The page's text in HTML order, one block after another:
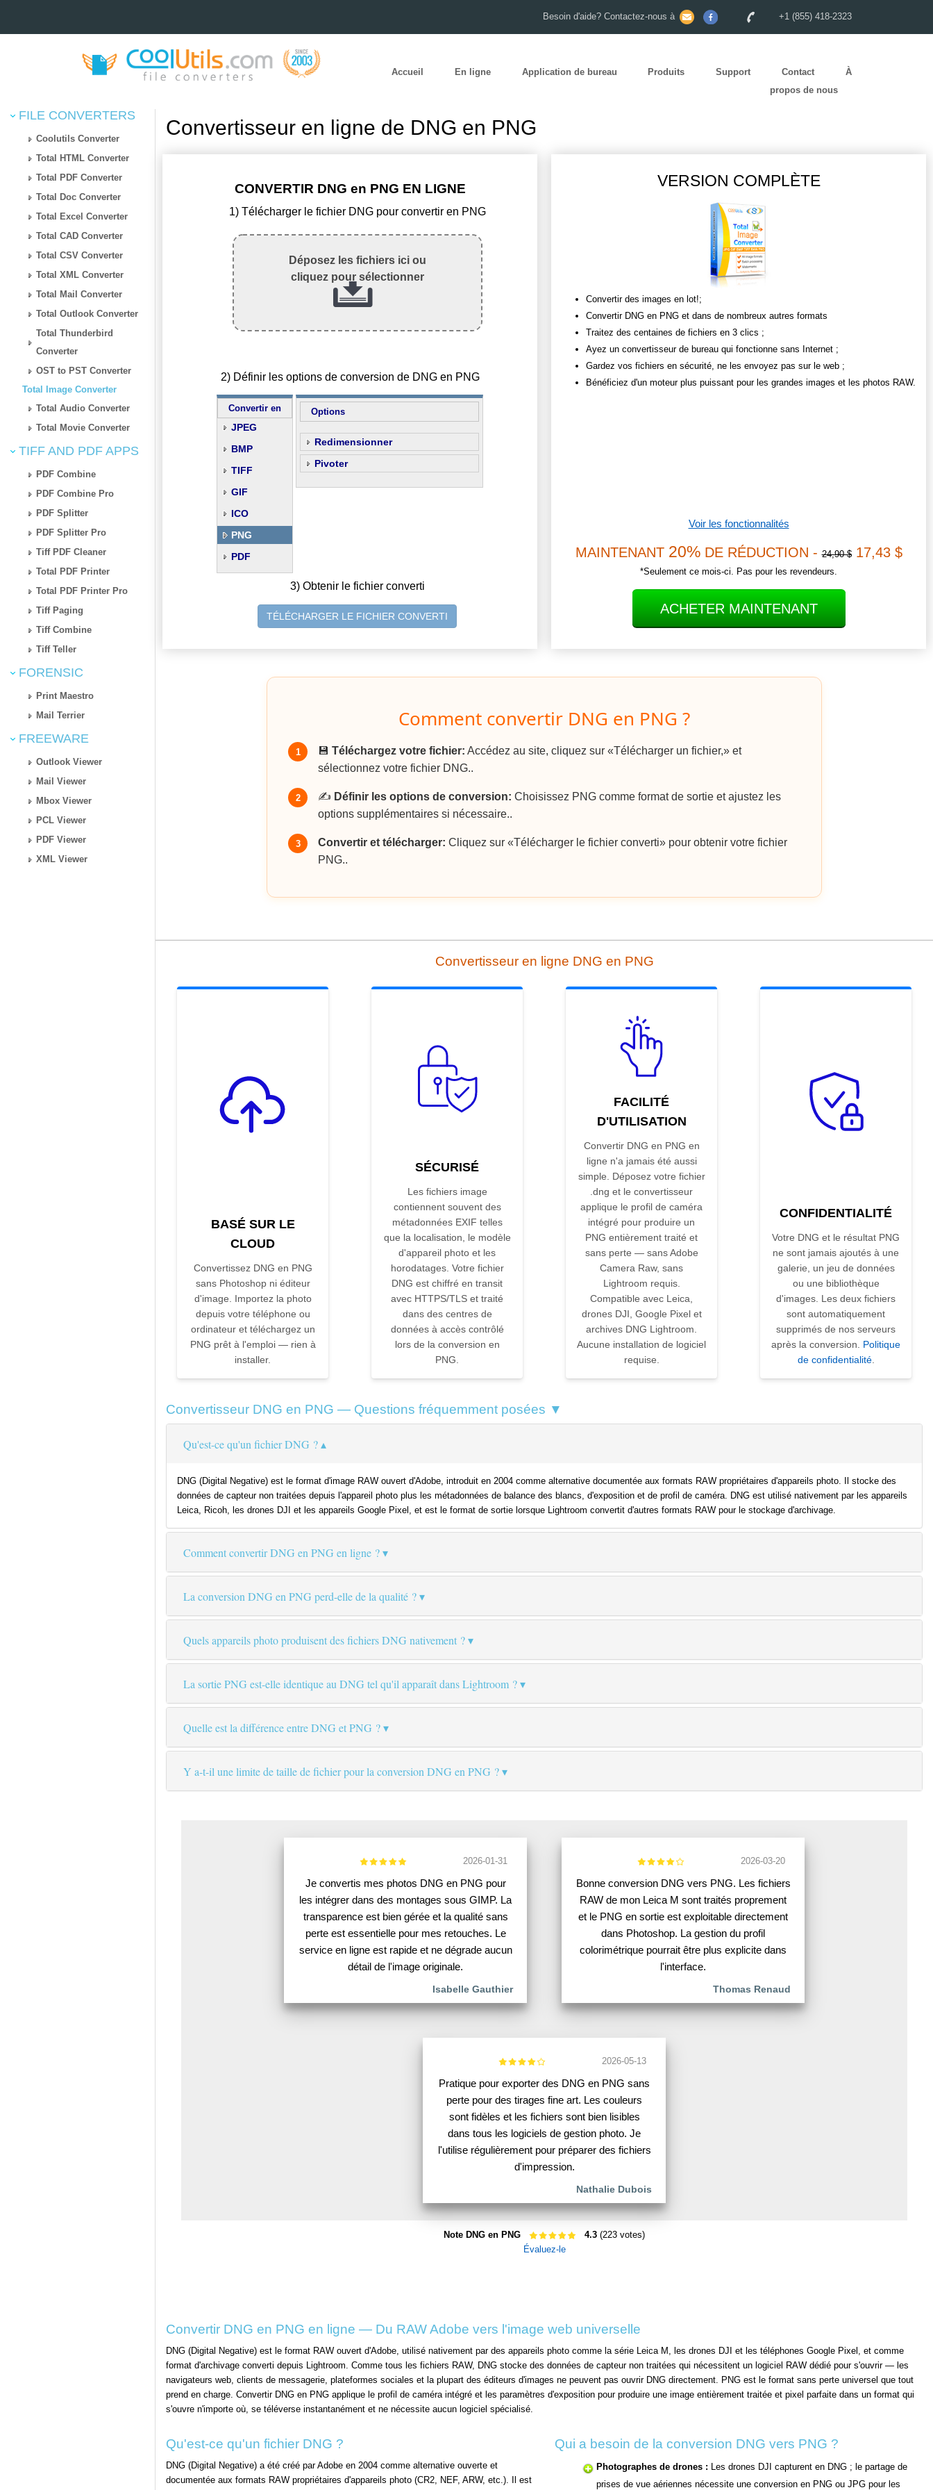
Besoin d'aide? Contactez-nous à +1 (855) 418-2323
Accueil En ligne Application de bureau Produits Support Contact
À
propos de nous
FILE CONVERTERS
Coolutils Converter
Total HTML Converter
Total PDF Converter
Total Doc Converter
Total Excel Converter
Total CAD Converter
Total CSV Converter
Total XML Converter
Total Mail Converter
Total Outlook Converter
Total Thunderbird
Converter
OST to PST Converter
Total Image Converter
Total Audio Converter
Total Movie Converter
TIFF AND PDF APPS
PDF Combine
PDF Combine Pro
PDF Splitter
PDF Splitter Pro
Tiff PDF Cleaner
Total PDF Printer
Total PDF Printer Pro
Tiff Paging
Tiff Combine
Tiff Teller
FORENSIC
Print Maestro
Mail Terrier
FREEWARE
Outlook Viewer
Mail Viewer
Mbox Viewer
PCL Viewer
PDF Viewer
XML Viewer
Convertisseur en ligne de DNG en PNG
CONVERTIR DNG en PNG EN LIGNE
1) Télécharger le fichier DNG pour convertir en PNG
Déposez les fichiers ici ou
cliquez pour sélectionner
2) Définir les options de conversion de DNG en PNG
Convertir en
JPEG
BMP
TIFF
GIF
ICO
PNG
PDF
Options
Redimensionner
Pivoter
3) Obtenir le fichier converti
TÉLÉCHARGER LE FICHIER CONVERTI
VERSION COMPLÈTE
Convertir des images en lot!;
Convertir DNG en PNG et dans de nombreux autres formats
Traitez des centaines de fichiers en 3 clics ;
Ayez un convertisseur de bureau qui fonctionne sans Internet ;
Gardez vos fichiers en sécurité, ne les envoyez pas sur le web ;
Bénéficiez d'un moteur plus puissant pour les grandes images et les photos RAW.
Voir les fonctionnalités
MAINTENANT 20%DE RÉDUCTION -24,90 $17,43 $
*Seulement ce mois-ci. Pas pour les revendeurs.
ACHETER MAINTENANT
Comment convertir DNG en PNG ?
1 💾 Téléchargez votre fichier: Accédez au site, cliquez sur «Télécharger un fichier,» et
sélectionnez votre fichier DNG..
2 ✍️ Définir les options de conversion: Choisissez PNG comme format de sortie et ajustez les
options supplémentaires si nécessaire..
3 Convertir et télécharger: Cliquez sur «Télécharger le fichier converti» pour obtenir votre fichier
PNG..
Convertisseur en ligne DNG en PNG
BASÉ SUR LE
CLOUD
Convertissez DNG en PNG
sans Photoshop ni éditeur
d'image. Importez la photo
depuis votre téléphone ou
ordinateur et téléchargez un
PNG prêt à l'emploi — rien à
installer.
SÉCURISÉ
Les fichiers image
contiennent souvent des
métadonnées EXIF telles
que la localisation, le modèle
d'appareil photo et les
horodatages. Votre fichier
DNG est chiffré en transit
avec HTTPS/TLS et traité
dans des centres de
données à accès contrôlé
lors de la conversion en
PNG.
FACILITÉ
D'UTILISATION
Convertir DNG en PNG en
ligne n'a jamais été aussi
simple. Déposez votre fichier
.dng et le convertisseur
applique le profil de caméra
intégré pour produire un
PNG entièrement traité et
sans perte — sans Adobe
Camera Raw, sans
Lightroom requis.
Compatible avec Leica,
drones DJI, Google Pixel et
archives DNG Lightroom.
Aucune installation de logiciel
requise.
CONFIDENTIALITÉ
Votre DNG et le résultat PNG
ne sont jamais ajoutés à une
galerie, un jeu de données
ou une bibliothèque
d'images. Les deux fichiers
sont automatiquement
supprimés de nos serveurs
après la conversion. Politique
de confidentialité.
Convertisseur DNG en PNG — Questions fréquemment posées ▼
Qu'est-ce qu'un fichier DNG ?
DNG (Digital Negative) est le format d'image RAW ouvert d'Adobe, introduit en 2004 comme alternative documentée aux formats RAW propriétaires d'appareils photo. Il stocke des
données de capteur non traitées depuis l'appareil photo plus les métadonnées de balance des blancs, d'exposition et de profil de caméra. DNG est utilisé nativement par les appareils
Leica, Ricoh, les drones DJI et les appareils Google Pixel, et est le format de sortie lorsque Lightroom convertit d'autres formats RAW pour le stockage d'archivage.
Comment convertir DNG en PNG en ligne ?
La conversion DNG en PNG perd-elle de la qualité ?
Quels appareils photo produisent des fichiers DNG nativement ?
La sortie PNG est-elle identique au DNG tel qu'il apparaît dans Lightroom ?
Quelle est la différence entre DNG et PNG ?
Y a-t-il une limite de taille de fichier pour la conversion DNG en PNG ?
2026-01-31
Je convertis mes photos DNG en PNG pour
les intégrer dans des montages sous GIMP. La
transparence est bien gérée et la qualité sans
perte est essentielle pour mes retouches. Le
service en ligne est rapide et ne dégrade aucun
détail de l'image originale.
Isabelle Gauthier
2026-03-20
Bonne conversion DNG vers PNG. Les fichiers
RAW de mon Leica M sont traités proprement
et le PNG en sortie est exploitable directement
dans Photoshop. La gestion du profil
colorimétrique pourrait être plus explicite dans
l'interface.
Thomas Renaud
2026-05-13
Pratique pour exporter des DNG en PNG sans
perte pour des tirages fine art. Les couleurs
sont fidèles et les fichiers sont bien lisibles
dans tous les logiciels de gestion photo. Je
l'utilise régulièrement pour préparer des fichiers
d'impression.
Nathalie Dubois
Note DNG en PNG 4.3 (223 votes)
Évaluez-le
Convertir DNG en PNG en ligne — Du RAW Adobe vers l'image web universelle
DNG (Digital Negative) est le format RAW ouvert d'Adobe, utilisé nativement par des appareils photo comme la série Leica M, les drones DJI et les téléphones Google Pixel, et comme
format d'archivage converti depuis Lightroom. Comme tous les fichiers RAW, DNG stocke des données de capteur non traitées qui nécessitent un logiciel RAW dédié pour s'ouvrir — les
navigateurs web, clients de messagerie, plateformes sociales et la plupart des éditeurs d'images ne peuvent pas ouvrir DNG directement. PNG est le format sans perte universel que tout
prend en charge. Convertir DNG en PNG applique le profil de caméra intégré et les paramètres d'exposition pour produire une image entièrement traitée et pixel parfaite dans un format qui
s'ouvre n'importe où, se téléverse instantanément et ne nécessite aucun logiciel spécialisé.
Qu'est-ce qu'un fichier DNG ?
DNG (Digital Negative) a été créé par Adobe en 2004 comme alternative ouverte et
documentée aux formats RAW propriétaires d'appareils photo (CR2, NEF, ARW, etc.). Il est
Qui a besoin de la conversion DNG vers PNG ?
Photographes de drones : Les drones DJI capturent en DNG ; le partage de
prises de vue aériennes nécessite une conversion en PNG ou JPG pour les